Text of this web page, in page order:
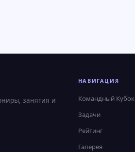
занятия и
НАВИГАЦИЯ
Командный Кубок
Задачи
Рейтинг
Галерея